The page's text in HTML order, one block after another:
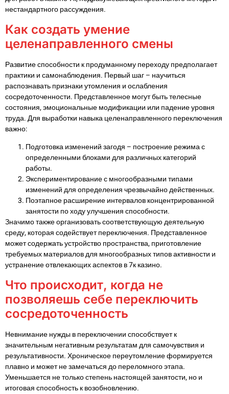
нестандартного рассуждения.
Как создать умение
целенаправленного смены
Развитие способности к продуманному переходу предполагает
практики и самонаблюдения. Первый шаг – научиться
распознавать признаки утомления и ослабления
сосредоточенности. Представленное могут быть телесные
состояния, эмоциональные модификации или падение уровня
труда. Для выработки навыка целенаправленного переключения
важно:
Подготовка изменений загодя – построение режима с
определенными блоками для различных категорий
работы.
Экспериментирование с многообразными типами
изменений для определения чрезвычайно действенных.
Поэтапное расширение интервалов концентрированной
занятости по ходу улучшения способности.
Значимо также организовать соответствующую деятельную
среду, которая содействует переключения. Представленное
может содержать устройство пространства, приготовление
требуемых материалов для многообразных типов активности и
устранение отвлекающих аспектов в 7к казино.
Что происходит, когда не
позволяешь себе переключить
сосредоточенность
Невнимание нужды в переключении способствует к
значительным негативным результатам для самочувствия и
результативности. Хроническое переутомление формируется
плавно и может не замечаться до переломного этапа.
Уменьшается не только степень настоящей занятости, но и
итоговая способность к возобновлению.